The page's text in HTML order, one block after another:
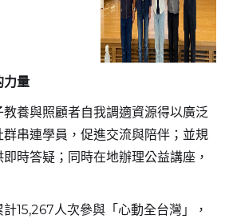
力量
養與照顧者自我調適資源得以廣泛
串連學員，促進交流與陪伴；並規
時答疑；同時在地辦理公益講座，
15,267人次參與「心動全台灣」，